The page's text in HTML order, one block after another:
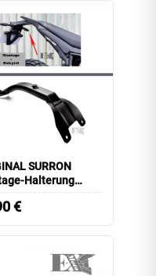
SURRON
Halterung
Kennzeichen
Bee
€